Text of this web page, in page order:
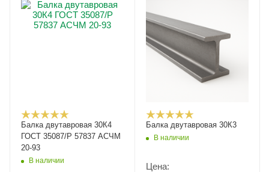
Балка двутавровая 30К4
ГОСТ 35087/Р 57837 АСЧМ
20-93
В наличии
Балка двутавровая 30К3
В наличии
Цена: